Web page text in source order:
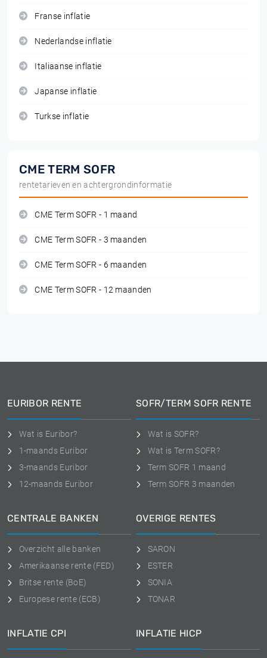
Franse inflatie
Nederlandse inflatie
Italiaanse inflatie
Japanse inflatie
Turkse inflatie
CME TERM SOFR
rentetarieven en achtergrondinformatie
CME Term SOFR - 1 maand
CME Term SOFR - 3 maanden
CME Term SOFR - 6 maanden
CME Term SOFR - 12 maanden
EURIBOR RENTE
Wat is Euribor?
1-maands Euribor
3-maands Euribor
12-maands Euribor
SOFR/TERM SOFR RENTE
Wat is SOFR?
Wat is Term SOFR?
Term SOFR 1 maand
Term SOFR 3 maanden
CENTRALE BANKEN
Overzicht alle banken
Amerikaanse rente (FED)
Britse rente (BoE)
Europese rente (ECB)
OVERIGE RENTES
SARON
ESTER
SONIA
TONAR
INFLATIE CPI INFLATIE HICP